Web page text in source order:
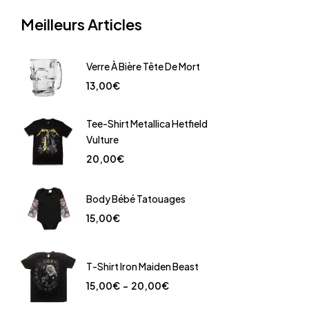
Meilleurs Articles
Verre À Bière Tête De Mort
13,00€
Tee-Shirt Metallica Hetfield
Vulture
20,00€
Body Bébé Tatouages
15,00€
T-Shirt Iron Maiden Beast
15,00€ – 20,00€